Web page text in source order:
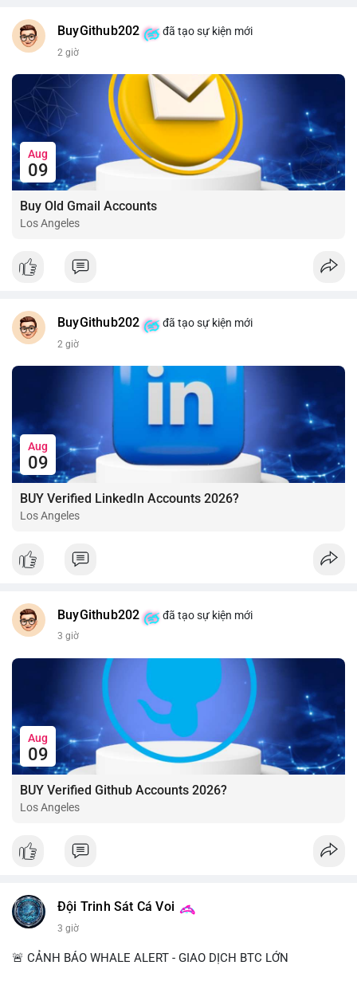
BuyGithub202 đã tạo sự kiện mới
2 giờ
Aug
09
Buy Old Gmail Accounts
Los Angeles
BuyGithub202 đã tạo sự kiện mới
2 giờ
Aug
09
BUY Verified LinkedIn Accounts 2026?
Los Angeles
BuyGithub202 đã tạo sự kiện mới
3 giờ
Aug
09
BUY Verified Github Accounts 2026?
Los Angeles
Đội Trinh Sát Cá Voi
3 giờ
🚨 CẢNH BÁO WHALE ALERT - GIAO DỊCH BTC LỚN